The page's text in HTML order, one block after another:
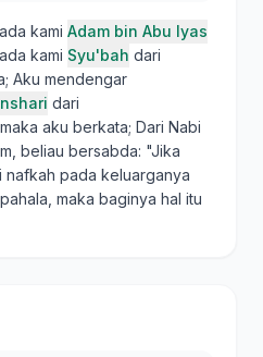
kami Adam bin Abu Iyas
kami Syu'bah dari
Aku mendengar
dari
maka aku berkata; Dari Nabi
beliau bersabda: "Jika
nafkah pada keluarganya
maka baginya hal itu